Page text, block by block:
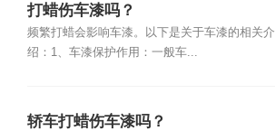
打蜡伤车漆吗？
频繁打蜡会影响车漆。以下是关于车漆的相关介
绍：1、车漆保护作用：一般车...
轿车打蜡伤车漆吗？